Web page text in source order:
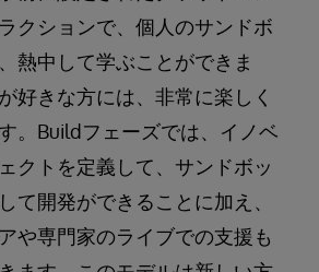
クションで、個人のサンドボ
熱中して学ぶことができま
好きな方には、非常に楽しく
。Buildフェーズでは、イノベ
クトを定義して、サンドボッ
て開発ができることに加え、
や専門家のライブでの支援も